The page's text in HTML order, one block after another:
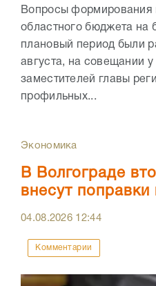
Вопросы формирования
областного бюджета на
плановый период были
августа, на совещании у
заместителей главы
профильных...
Экономика
В Волгограде
внесут
04.08.2026 12:44
Комментарии